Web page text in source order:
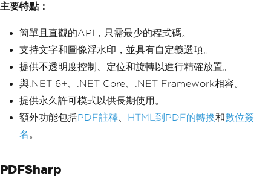
主要特點：
簡單且直觀的API，只需最少的程式碼。
支持文字和圖像浮水印，並具有自定義選項。
提供不透明度控制、定位和旋轉以進行精確放置。
與.NET 6+、.NET Core、.NET Framework相容。
提供永久許可模式以供長期使用。
額外功能包括PDF註釋 HTML到PDF的轉換和數位簽
名 。
PDFSharp